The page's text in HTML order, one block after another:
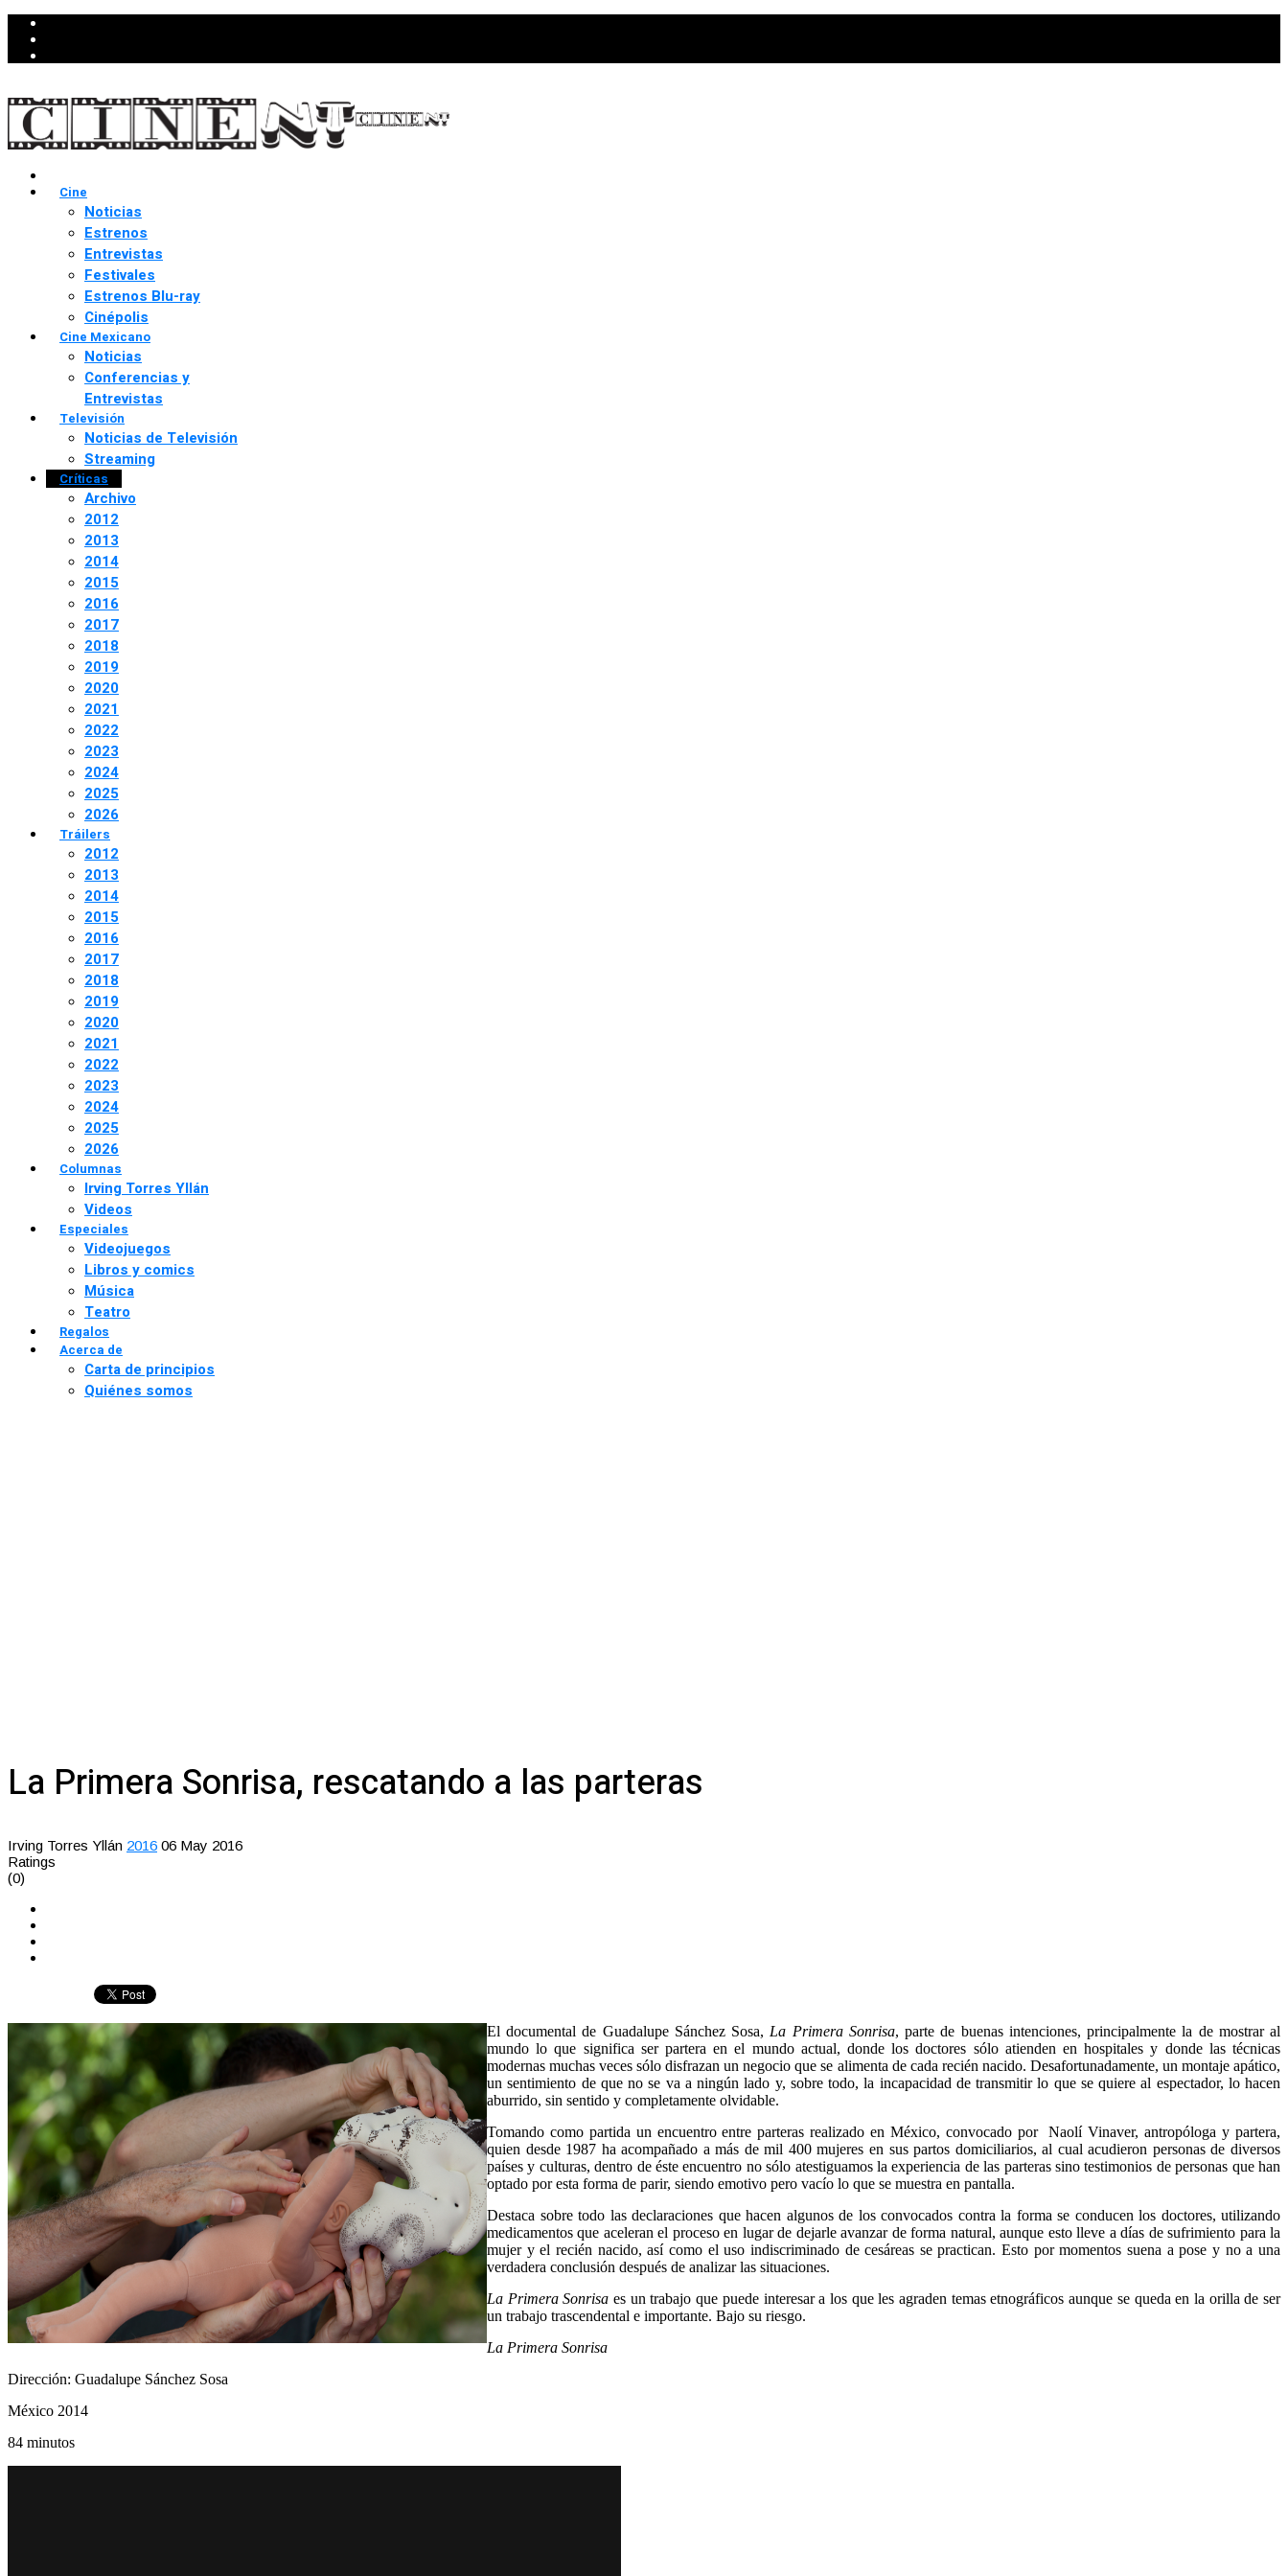
Cine
Noticias
Estrenos
Entrevistas
Festivales
Estrenos Blu-ray
Cinépolis
Cine Mexicano
Noticias
Conferencias y
Entrevistas
Televisión
Noticias de Televisión
Streaming
Críticas
Archivo
2012
2013
2014
2015
2016
2017
2018
2019
2020
2021
2022
2023
2024
2025
2026
Tráilers
2012
2013
2014
2015
2016
2017
2018
2019
2020
2021
2022
2023
2024
2025
2026
Columnas
Irving Torres Yllán
Videos
Especiales
Videojuegos
Libros y comics
Música
Teatro
Regalos
Acerca de
Carta de principios
Quiénes somos
La Primera Sonrisa, rescatando a las parteras
Irving Torres Yllán 2016 06 May 2016
Ratings
(0)
El documental de Guadalupe Sánchez Sosa, La Primera Sonrisa, parte de buenas intenciones, principalmente la de mostrar al
mundo lo que significa ser partera en el mundo actual, donde los doctores sólo atienden en hospitales y donde las técnicas
modernas muchas veces sólo disfrazan un negocio que se alimenta de cada recién nacido. Desafortunadamente, un montaje apático,
un sentimiento de que no se va a ningún lado y, sobre todo, la incapacidad de transmitir lo que se quiere al espectador, lo hacen
aburrido, sin sentido y completamente olvidable.
Tomando como partida un encuentro entre parteras realizado en México, convocado por Naolí Vinaver, antropóloga y partera,
quien desde 1987 ha acompañado a más de mil 400 mujeres en sus partos domiciliarios, al cual acudieron personas de diversos
países y culturas, dentro de éste encuentro no sólo atestiguamos la experiencia de las parteras sino testimonios de personas que han
optado por esta forma de parir, siendo emotivo pero vacío lo que se muestra en pantalla.
Destaca sobre todo las declaraciones que hacen algunos de los convocados contra la forma se conducen los doctores, utilizando
medicamentos que aceleran el proceso en lugar de dejarle avanzar de forma natural, aunque esto lleve a días de sufrimiento para la
mujer y el recién nacido, así como el uso indiscriminado de cesáreas se practican. Esto por momentos suena a pose y no a una
verdadera conclusión después de analizar las situaciones.
La Primera Sonrisa es un trabajo que puede interesar a los que les agraden temas etnográficos aunque se queda en la orilla de ser
un trabajo trascendental e importante. Bajo su riesgo.
La Primera Sonrisa
Dirección: Guadalupe Sánchez Sosa
México 2014
84 minutos